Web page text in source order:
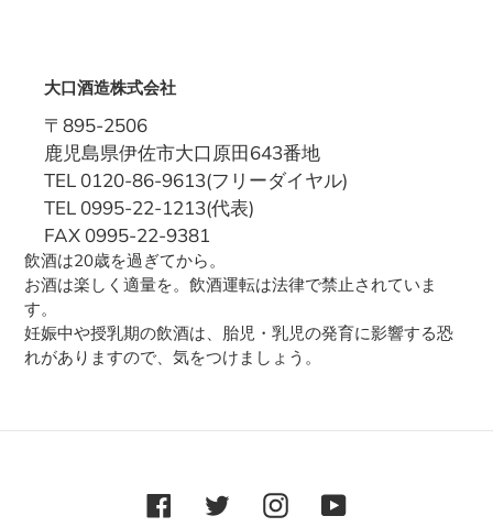
大口酒造株式会社
〒895-2506
鹿児島県伊佐市大口原田643番地
TEL 0120-86-9613(フリーダイヤル)
TEL 0995-22-1213(代表)
FAX 0995-22-9381
飲酒は20歳を過ぎてから。
お酒は楽しく適量を。飲酒運転は法律で禁止されていま
す。
妊娠中や授乳期の飲酒は、胎児・乳児の発育に影響する恐
れがありますので、気をつけましょう。
FacebookTwitterInstagramYouTube